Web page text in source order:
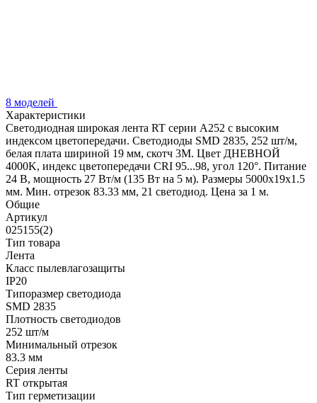
8 моделей
Характеристики
Светодиодная широкая лента RT серии A252 с высоким
индексом цветопередачи. Светодиоды SMD 2835, 252 шт/м,
белая плата шириной 19 мм, скотч 3М. Цвет ДНЕВНОЙ
4000K, индекс цветопередачи CRI 95...98, угол 120°. Питание
24 В, мощность 27 Вт/м (135 Вт на 5 м). Размеры 5000х19х1.5
мм. Мин. отрезок 83.33 мм, 21 светодиод. Цена за 1 м.
Общие
Артикул
025155(2)
Тип товара
Лента
Класс пылевлагозащиты
IP20
Типоразмер светодиода
SMD 2835
Плотность светодиодов
252 шт/м
Минимальный отрезок
83.3 мм
Серия ленты
RT открытая
Тип герметизации